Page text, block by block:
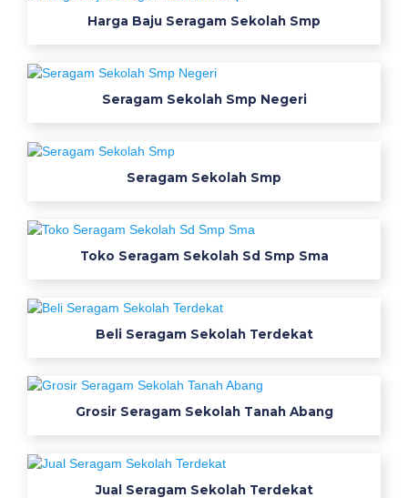
Harga Baju Seragam Sekolah Smp
Seragam Sekolah Smp Negeri
Seragam Sekolah Smp
Toko Seragam Sekolah Sd Smp Sma
Beli Seragam Sekolah Terdekat
Grosir Seragam Sekolah Tanah Abang
Jual Seragam Sekolah Terdekat